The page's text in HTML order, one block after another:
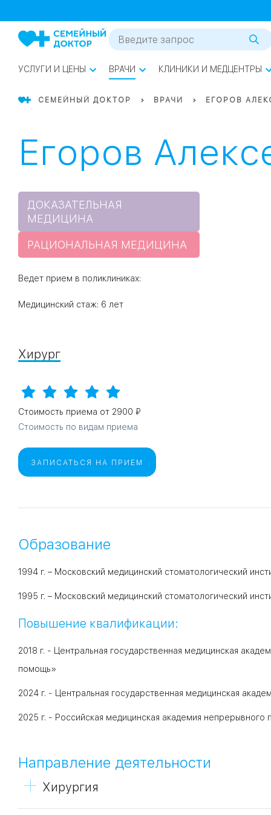
СЗАО
08
09
17
Проспект
Университет
поле
УСЛУГИ И ЦЕНЫ ВРАЧИ КЛИНИКИ И МЕДЦЕНТРЫ
СЕМЕЙНЫЙ ДОКТОР ВРАЧИ ЕГОРОВ
Егоров
ДОКАЗАТЕЛЬНАЯ
МЕДИЦИНА
РАЦИОНАЛЬНАЯ МЕДИЦИНА
Ведет прием в поликлиниках:
Медицинский стаж: 6 лет
Хирург
Стоимость приема от 2900
Стоимость по видам приема
ЗАПИСАТЬСЯ НА ПРИЕМ
Образование
1994 г. – Московский медицинский стоматологический
1995 г. – Московский медицинский стоматологический
Повышение квалификации:
2018 г. - Центральная государственная медицинская
помощь»
2024 г. - Центральная государственная медицинская
2025 г. - Российская медицинская академия
Направление деятельности
Хирургия